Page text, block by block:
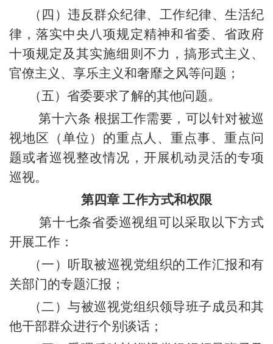
（四）违反群众纪律、工作纪律、生活纪
律，落实中央八项规定精神和省委、省政府
十项规定及其实施细则不力，搞形式主义、
官僚主义、享乐主义和奢靡之风等问题；
（五）省委要求了解的其他问题。
第十六条 根据工作需要，可以针对被巡
视地区（单位）的重点人、重点事、重点问
题或者巡视整改情况，开展机动灵活的专项
巡视。
第四章 工作方式和权限
第十七条省委巡视组可以采取以下方式
开展工作：
（一）听取被巡视党组织的工作汇报和有
关部门的专题汇报；
（二）与被巡视党组织领导班子成员和其
他干部群众进行个别谈话；